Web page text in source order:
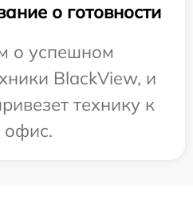
о готовности
о успешном
BlackView, и
технику к
офис.